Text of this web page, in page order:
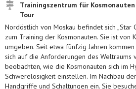
Trainingszentrum für
Tour
Nordöstlich von Moskau befindet sich „Star
zum Training der Kosmonauten. Sie ist von
umgeben. Seit etwa fünfzig Jahren
sich auf die Anforderungen des Weltraums
beobachten, wie die Kosmonauten sich im
Schwerelosigkeit einstellen. Im Nachbau
Handgriffe und Schaltungen ein. Sie